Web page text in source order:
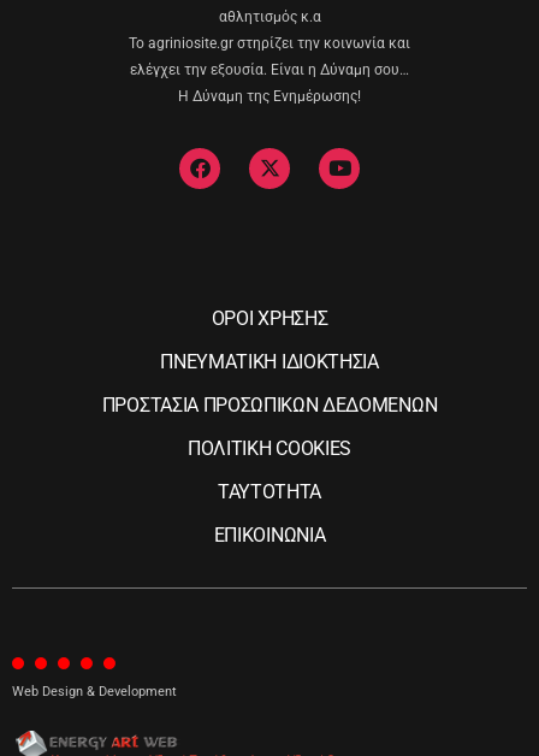
αθλητισμός κ.α
Το agriniosite.gr στηρίζει την κοινωνία και
ελέγχει την εξουσία. Είναι η Δύναμη σου…
Η Δύναμη της Ενημέρωσης!
ΟΡΟΙ ΧΡΗΣΗΣ
ΠΝΕΥΜΑΤΙΚΗ ΙΔΙΟΚΤΗΣΙΑ
ΠΡΟΣΤΑΣΙΑ ΠΡΟΣΩΠΙΚΩΝ ΔΕΔΟΜΕΝΩΝ
ΠΟΛΙΤΙΚΗ COOKIES
ΤΑΥΤΟΤΗΤΑ
ΕΠΙΚΟΙΝΩΝΙΑ
Web Design & Development